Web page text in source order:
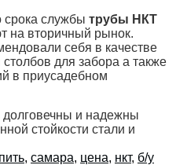
срока службы трубы НКТ
на вторичный рынок.
себя в качестве
для забора а также
в приусадебном
долговечны и надежны
стойкости стали и
, самара, цена, нкт, б/у